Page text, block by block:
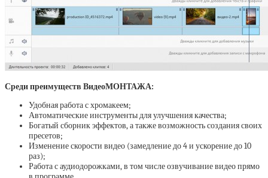
Среди преимуществ ВидеоМОНТАЖА:
Удобная работа с хромакеем;
Автоматические инструменты для улучшения качества;
Богатый сборник эффектов, а также возможность создания своих
пресетов;
Изменение скорости видео (замедление до 4 и ускорение до 10
раз);
Работа с аудиодорожками, в том числе озвучивание видео прямо